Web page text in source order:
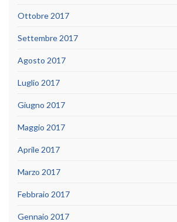
Ottobre 2017
Settembre 2017
Agosto 2017
Luglio 2017
Giugno 2017
Maggio 2017
Aprile 2017
Marzo 2017
Febbraio 2017
Gennaio 2017